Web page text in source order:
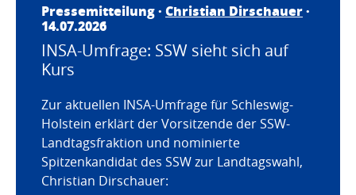
Pressemitteilung · Christian Dirschauer·
14.07.2026
INSA-Umfrage: SSW sieht sich auf
Kurs
Zur aktuellen INSA-Umfrage für Schleswig-
Holstein erklärt der Vorsitzende der SSW-
Landtagsfraktion und nominierte
Spitzenkandidat des SSW zur Landtagswahl,
Christian Dirschauer: